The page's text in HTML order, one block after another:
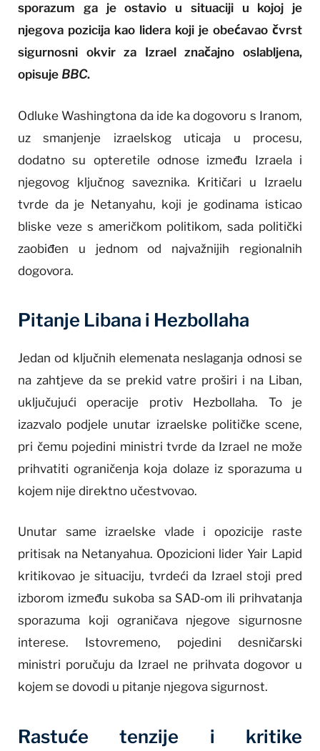
sporazum ga je ostavio u situaciji u kojoj je
njegova pozicija kao lidera koji je obećavao čvrst
sigurnosni okvir za Izrael značajno oslabljena,
opisuje BBC.
Odluke Washingtona da ide ka dogovoru s Iranom,
uz smanjenje izraelskog uticaja u procesu,
dodatno su opteretile odnose između Izraela i
njegovog ključnog saveznika. Kritičari u Izraelu
tvrde da je Netanyahu, koji je godinama isticao
bliske veze s američkom politikom, sada politički
zaobiđen u jednom od najvažnijih regionalnih
dogovora.
Pitanje Libana i Hezbollaha
Jedan od ključnih elemenata neslaganja odnosi se
na zahtjeve da se prekid vatre proširi i na Liban,
uključujući operacije protiv Hezbollaha. To je
izazvalo podjele unutar izraelske političke scene,
pri čemu pojedini ministri tvrde da Izrael ne može
prihvatiti ograničenja koja dolaze iz sporazuma u
kojem nije direktno učestvovao.
Unutar same izraelske vlade i opozicije raste
pritisak na Netanyahua. Opozicioni lider Yair Lapid
kritikovao je situaciju, tvrdeći da Izrael stoji pred
izborom između sukoba sa SAD-om ili prihvatanja
sporazuma koji ograničava njegove sigurnosne
interese. Istovremeno, pojedini desničarski
ministri poručuju da Izrael ne prihvata dogovor u
kojem se dovodi u pitanje njegova sigurnost.
Rastuće tenzije i kritike